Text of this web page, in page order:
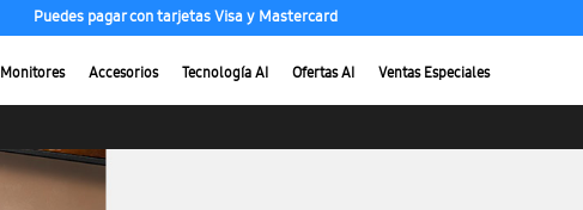
Puedes pagar con tarjetas Visa y Mastercard
Monitores Accesorios Tecnología AI Ofertas AI Ventas Especiales